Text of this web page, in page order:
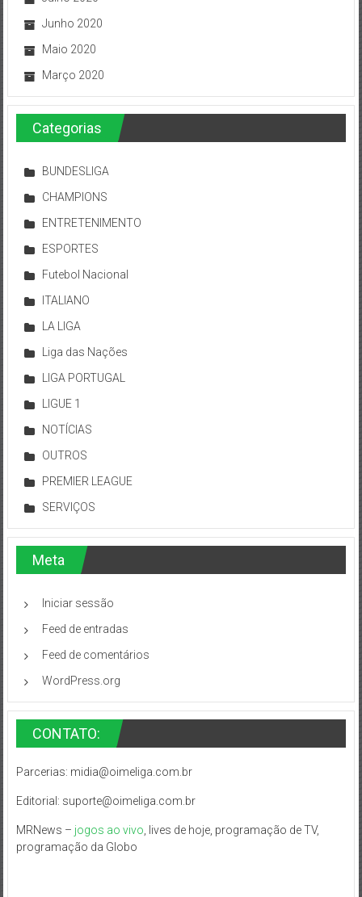
Junho 2020
Maio 2020
Março 2020
Categorias
BUNDESLIGA
CHAMPIONS
ENTRETENIMENTO
ESPORTES
Futebol Nacional
ITALIANO
LA LIGA
Liga das Nações
LIGA PORTUGAL
LIGUE 1
NOTÍCIAS
OUTROS
PREMIER LEAGUE
SERVIÇOS
Meta
Iniciar sessão
Feed de entradas
Feed de comentários
WordPress.org
CONTATO:
Parcerias: midia@oimeliga.com.br
Editorial: suporte@oimeliga.com.br
MRNews – jogos ao vivo , lives de hoje, programação de TV,
programação da Globo